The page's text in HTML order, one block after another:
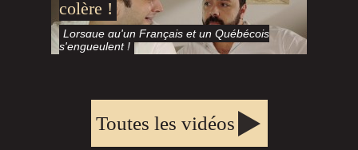
colère !
Lorsque qu'un Français et un Québécois
s'engueulent !
Toutes les vidéos